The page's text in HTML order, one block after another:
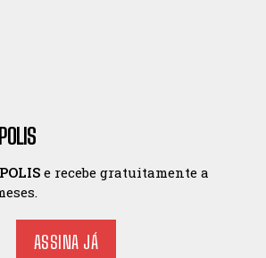
e recebe gratuitamente a
ASSINA JÁ